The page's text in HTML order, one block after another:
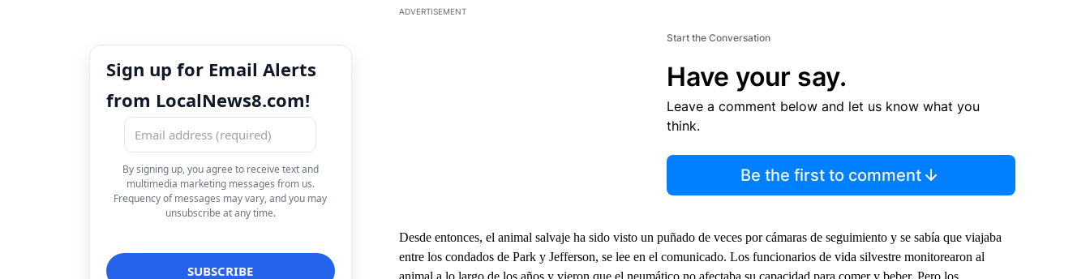
Sign up for Email Alerts
from LocalNews8.com!
By signing up, you agree to receive text and
multimedia marketing messages from us.
Frequency of messages may vary, and you may
unsubscribe at any time.
ADVERTISEMENT
Start the Conversation
Have your say.
Leave a comment below and let us know what you
think.
Be the first to comment
Desde entonces, el animal salvaje ha sido visto un puñado de veces por cámaras de seguimiento y se sabía que viajaba
entre los condados de Park y Jefferson, se lee en el comunicado. Los funcionarios de vida silvestre monitorearon al
animal a lo largo de los años y vieron que el neumático no afectaba su capacidad para comer y beber. Pero los